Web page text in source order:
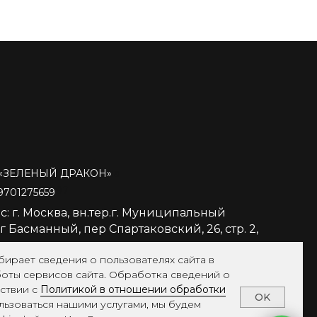
сведения о пользователях сайта в
сервисов сайта. Обработка сведений о
с Политикой в отношении обработки
нашими услугами, мы будем
OK
г. Москва, вн.тер.г. Муниципальный
Басманный, пер Спартаковский, 26, стр. 2,
конфиденциальности
Ольга Олеговна
ЗЕЛЕНЫЙ ДРАКОН»